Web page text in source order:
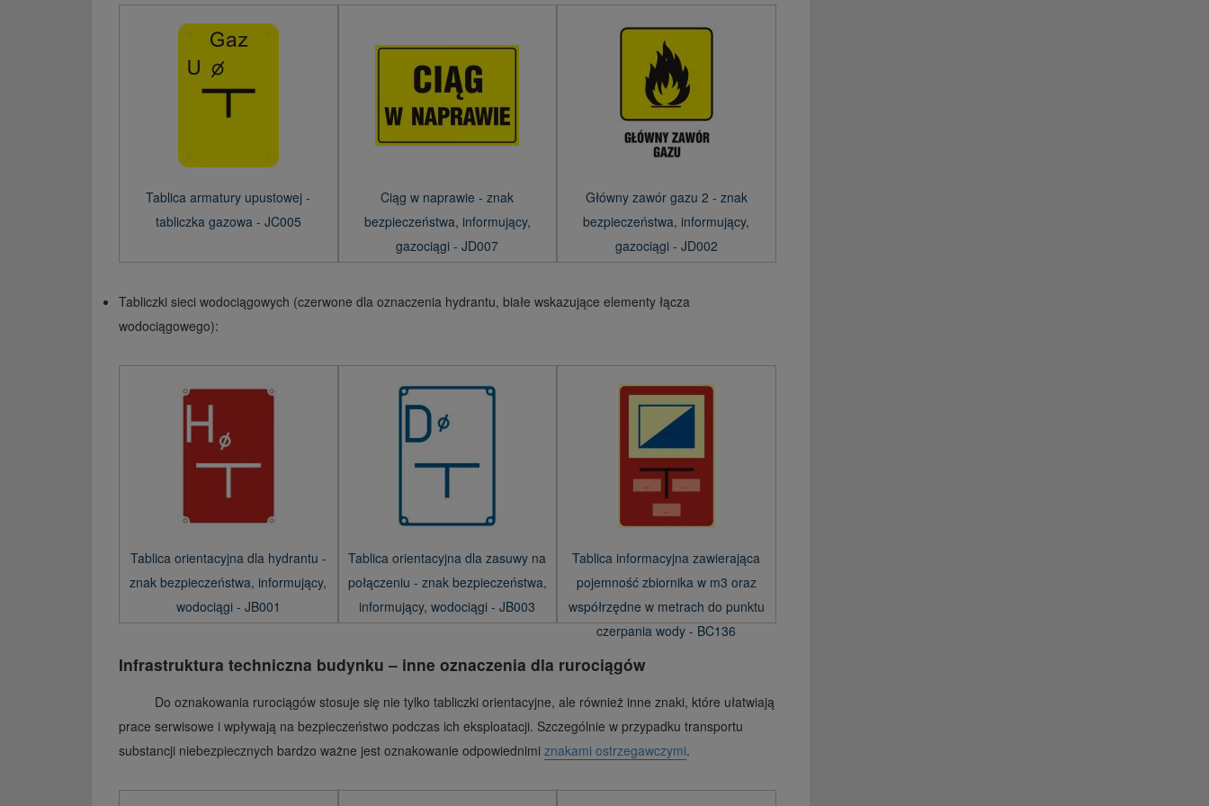
Tablica armatury upustowej -
tabliczka gazowa - JC005
Ciąg w naprawie - znak
bezpieczeństwa, informujący,
gazociągi - JD007
Główny zawór gazu 2 - znak
bezpieczeństwa, informujący,
gazociągi - JD002
Tabliczki sieci wodociągowych (czerwone dla oznaczenia hydrantu, białe wskazujące elementy łącza
wodociągowego):
Tablica orientacyjna dla hydrantu -
znak bezpieczeństwa, informujący,
wodociągi - JB001
Tablica orientacyjna dla zasuwy na
połączeniu - znak bezpieczeństwa,
informujący, wodociągi - JB003
Tablica informacyjna zawierająca
pojemność zbiornika w m3 oraz
współrzędne w metrach do punktu
czerpania wody - BC136
Infrastruktura techniczna budynku – inne oznaczenia dla rurociągów
Do oznakowania rurociągów stosuje się nie tylko tabliczki orientacyjne, ale również inne znaki, które ułatwiają
prace serwisowe i wpływają na bezpieczeństwo podczas ich eksploatacji. Szczególnie w przypadku transportu
substancji niebezpiecznych bardzo ważne jest oznakowanie odpowiednimi znakami ostrzegawczymi.